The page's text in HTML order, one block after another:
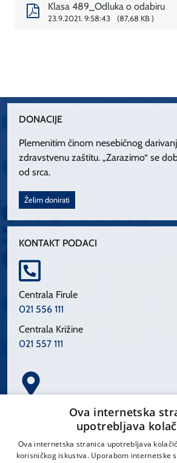
Klasa 489_Odluka o odabiru
23.9.2021. 9:58:43 87,68 KB
DONACIJE
Plemenitim činom nesebičnog
zdravstvenu zaštitu. „Zarazimo“ se
od srca.
Želim donirati
KONTAKT PODACI
Centrala Firule
021 556 111
Centrala Križine
021 557 111
Spinčićeva 1, 21000 Split
Ova internetska
upotrebljava
Ova internetska stranica upotrebljava
korisničkog iskustva. Uporabom internetske